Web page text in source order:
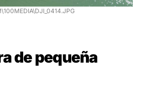
de pequeña